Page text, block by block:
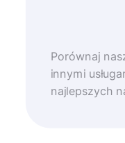
Porównaj
innymi
najlepszych